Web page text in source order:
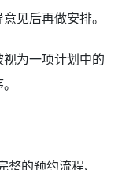
见后再做安排。
为一项计划中的
的预约流程、